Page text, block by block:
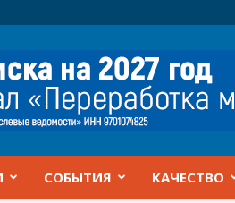
СОБЫТИЯ КАЧЕСТВО